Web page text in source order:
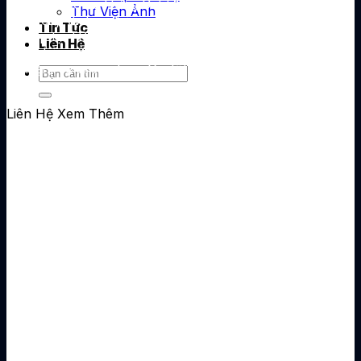
Thư Viện Ảnh
Tin Tức
Liên Hệ
Công ty bảo vệ Hưng Cát Lợi
cung cấp dịch vụ bảo vệ chuyên
nghiệp tại TP.HCM và toàn quốc.
Thuê bảo vệ nhà máy, tòa nhà,
sự kiện, vệ sĩ cá nhân. Giá tốt
Liên Hệ Xem Thêm